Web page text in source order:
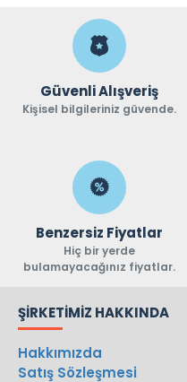
Güvenli Alışveriş
Kişisel bilgileriniz güvende.
Benzersiz Fiyatlar
Hiç bir yerde
bulamayacağınız fiyatlar.
ŞIRKETIMIZ HAKKINDA
Hakkımızda
Satış Sözleşmesi